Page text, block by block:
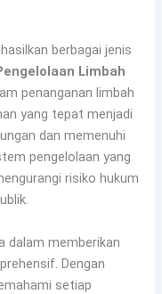
berbagai jenis
Limbah
penanganan limbah
yang tepat menjadi
dan memenuhi
pengelolaan yang
risiko hukum
dalam memberikan
Dengan
setiap